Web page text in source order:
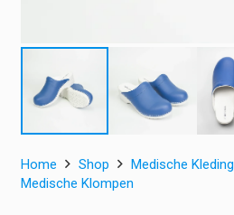
Home Shop Medische Kleding
Medische Klompen